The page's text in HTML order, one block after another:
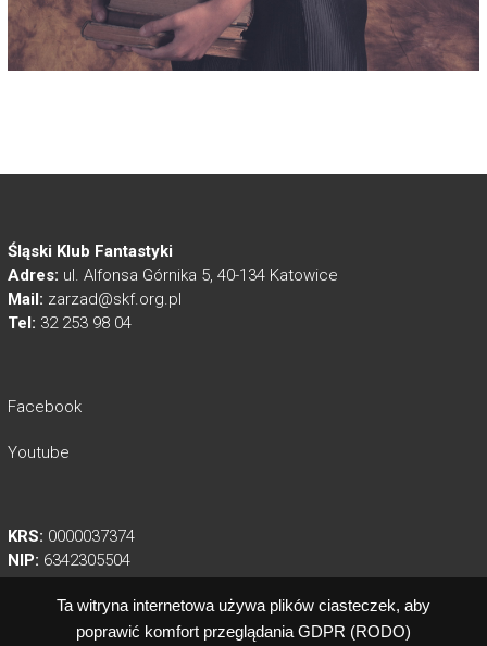
Ta witryna internetowa używa plików ciasteczek, aby
poprawić komfort przeglądania GDPR (RODO)
Śląski Klub Fantastyki
Adres: ul. Alfonsa Górnika 5, 40-134 Katowice
Mail: zarzad@skf.org.pl
Tel: 32 253 98 04
Facebook
Youtube
KRS: 0000037374
NIP: 6342305504